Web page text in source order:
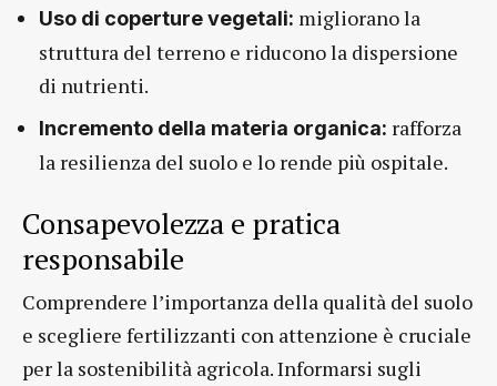
Uso di coperture vegetali: migliorano la
struttura del terreno e riducono la dispersione
di nutrienti.
Incremento della materia organica: rafforza
la resilienza del suolo e lo rende più ospitale.
Consapevolezza e pratica
responsabile
Comprendere l’importanza della qualità del suolo
e scegliere fertilizzanti con attenzione è cruciale
per la sostenibilità agricola. Informarsi sugli